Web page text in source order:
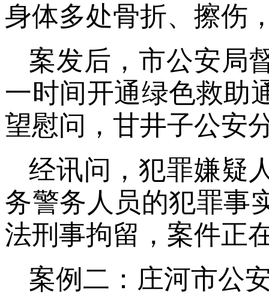
身体多处骨折、擦伤
案发后，市公安局
一时间开通绿色救助
望慰问，甘井子公安
经讯问，犯罪嫌疑
务警务人员的犯罪事
法刑事拘留，案件正
案例二：庄河市公